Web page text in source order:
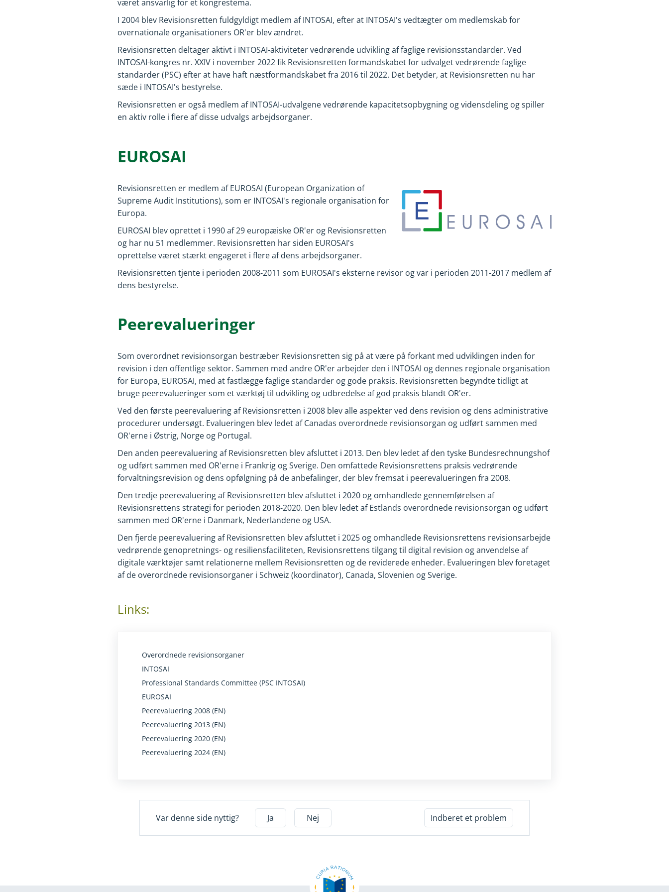
været ansvarlig for et kongrestema.
I 2004 blev Revisionsretten fuldgyldigt medlem af INTOSAI, efter at INTOSAI's vedtægter om medlemskab for
overnationale organisationers OR'er blev ændret.
Revisionsretten deltager aktivt i INTOSAI-aktiviteter vedrørende udvikling af faglige revisionsstandarder. Ved
INTOSAI-kongres nr. XXIV i november 2022 fik Revisionsretten formandskabet for udvalget vedrørende faglige
standarder (PSC) efter at have haft næstformandskabet fra 2016 til 2022. Det betyder, at Revisionsretten nu har
sæde i INTOSAI's bestyrelse.
Revisionsretten er også medlem af INTOSAI-udvalgene vedrørende kapacitetsopbygning og vidensdeling og spiller
en aktiv rolle i flere af disse udvalgs arbejdsorganer.
EUROSAI
Revisionsretten er medlem af EUROSAI (European Organization of
Supreme Audit Institutions), som er INTOSAI's regionale organisation for
Europa.
EUROSAI blev oprettet i 1990 af 29 europæiske OR'er og Revisionsretten
og har nu 51 medlemmer. Revisionsretten har siden EUROSAI's
oprettelse været stærkt engageret i flere af dens arbejdsorganer.
Revisionsretten tjente i perioden 2008-2011 som EUROSAI's eksterne revisor og var i perioden 2011-2017 medlem af
dens bestyrelse.
Peerevalueringer
Som overordnet revisionsorgan bestræber Revisionsretten sig på at være på forkant med udviklingen inden for
revision i den offentlige sektor. Sammen med andre OR'er arbejder den i INTOSAI og dennes regionale organisation
for Europa, EUROSAI, med at fastlægge faglige standarder og gode praksis. Revisionsretten begyndte tidligt at
bruge peerevalueringer som et værktøj til udvikling og udbredelse af god praksis blandt OR'er.
Ved den første peerevaluering af Revisionsretten i 2008 blev alle aspekter ved dens revision og dens administrative
procedurer undersøgt. Evalueringen blev ledet af Canadas overordnede revisionsorgan og udført sammen med
OR'erne i Østrig, Norge og Portugal.
Den anden peerevaluering af Revisionsretten blev afsluttet i 2013. Den blev ledet af den tyske Bundesrechnungshof
og udført sammen med OR'erne i Frankrig og Sverige. Den omfattede Revisionsrettens praksis vedrørende
forvaltningsrevision og dens opfølgning på de anbefalinger, der blev fremsat i peerevalueringen fra 2008.
Den tredje peerevaluering af Revisionsretten blev afsluttet i 2020 og omhandlede gennemførelsen af
Revisionsrettens strategi for perioden 2018-2020. Den blev ledet af Estlands overordnede revisionsorgan og udført
sammen med OR'erne i Danmark, Nederlandene og USA.
Den fjerde peerevaluering af Revisionsretten blev afsluttet i 2025 og omhandlede Revisionsrettens revisionsarbejde
vedrørende genopretnings- og resiliensfaciliteten, Revisionsrettens tilgang til digital revision og anvendelse af
digitale værktøjer samt relationerne mellem Revisionsretten og de reviderede enheder. Evalueringen blev foretaget
af de overordnede revisionsorganer i Schweiz (koordinator), Canada, Slovenien og Sverige.
Links:
Overordnede revisionsorganer
INTOSAI
Professional Standards Committee (PSC INTOSAI)
EUROSAI
Peerevaluering 2008 (EN)
Peerevaluering 2013 (EN)
Peerevaluering 2020 (EN)
Peerevaluering 2024 (EN)
Var denne side nyttig? Ja Nej Indberet et problem